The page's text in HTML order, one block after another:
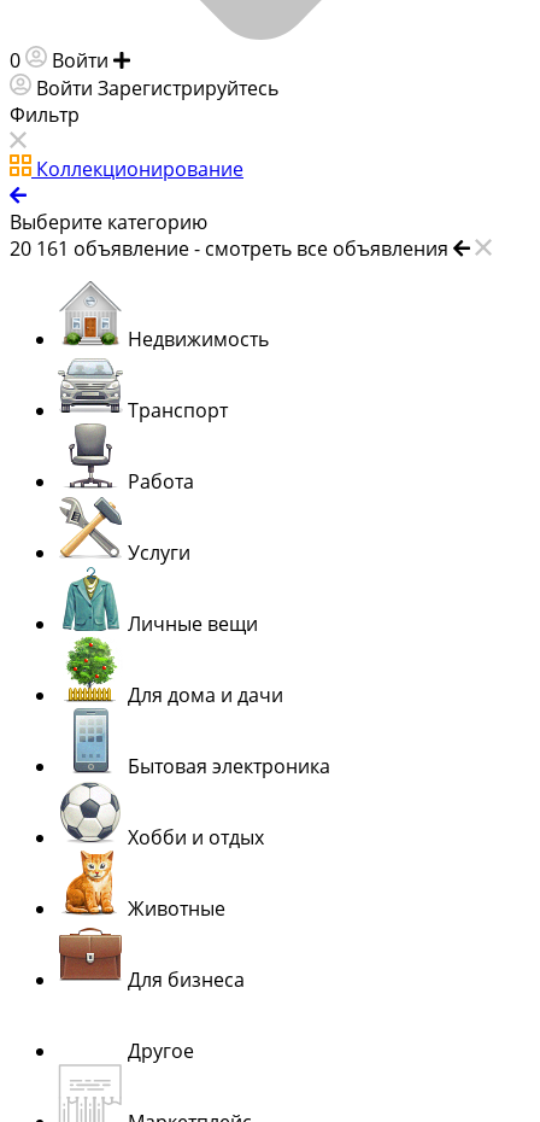
0 Войти
Войти Зарегистрируйтесь
Фильтр
Коллекционирование
Выберите категорию
20 161 объявление - смотреть все объявления
Недвижимость
Транспорт
Работа
Услуги
Личные вещи
Для дома и дачи
Бытовая электроника
Хобби и отдых
Животные
Для бизнеса
Другое